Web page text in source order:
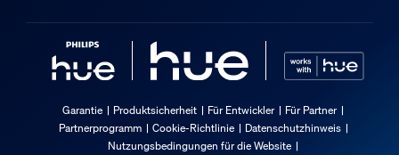
Garantie Produktsicherheit Für Entwickler
Für Partner
Partnerprogramm
Cookie-Richtlinie
Datenschutzhinweis
Nutzungsbedingungen für die Website